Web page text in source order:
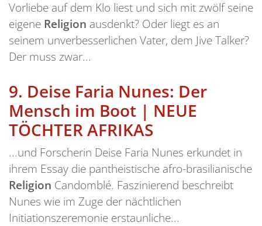
Vorliebe auf dem Klo liest und sich mit zwölf seine
eigene Religion ausdenkt? Oder liegt es an
seinem unverbesserlichen Vater, dem Jive Talker?
Der muss zwar...
9. Deise Faria Nunes: Der
Mensch im Boot | NEUE
TÖCHTER AFRIKAS
...und Forscherin Deise Faria Nunes erkundet in
ihrem Essay die pantheistische afro-brasilianische
Religion Candomblé. Faszinierend beschreibt
Nunes wie im Zuge der nächtlichen
Initiationszeremonie erstaunliche...